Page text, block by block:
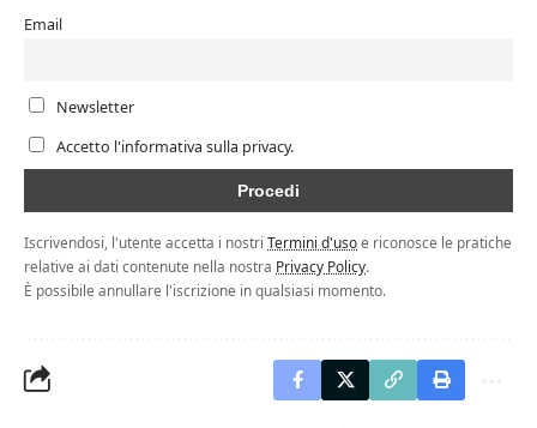
Email
Newsletter
Accetto l'informativa sulla privacy.
Iscrivendosi, l'utente accetta i nostri Termini d'usoe riconosce le pratiche
relative ai dati contenute nella nostra Privacy Policy.
È possibile annullare l'iscrizione in qualsiasi momento.